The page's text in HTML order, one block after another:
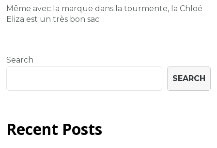
Même avec la marque dans la tourmente, la Chloé
Eliza est un très bon sac
Search
SEARCH
Recent Posts